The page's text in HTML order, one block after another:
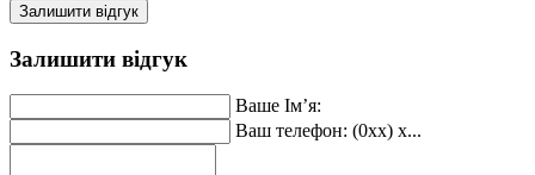
Залишити відгук
Залишити відгук
Ваше Ім’я:
Ваш телефон: (0xx) x...